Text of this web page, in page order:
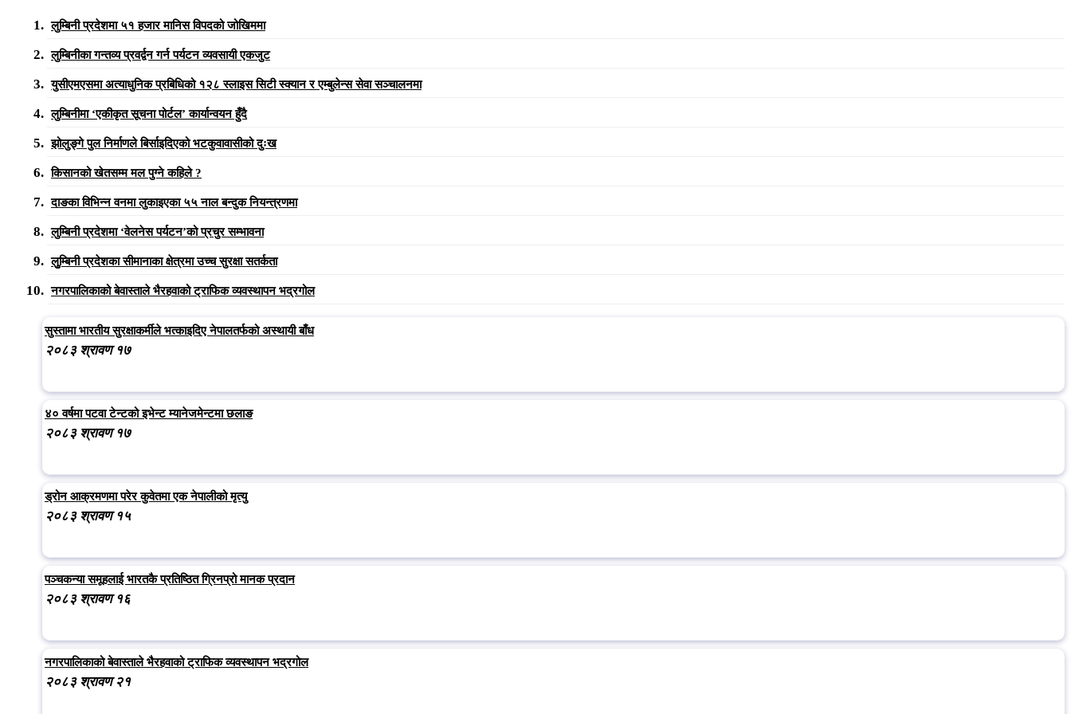
लुम्बिनी प्रदेशमा ५१ हजार मानिस विपदको जोखिममा
लुम्बिनीका गन्तव्य प्रवर्द्वन गर्न पर्यटन व्यवसायी एकजुट
युसीएमएसमा अत्याधुनिक प्रबिधिको १२८ स्लाइस सिटी स्क्यान र एम्बुलेन्स सेवा सञ्चालनमा
लुम्बिनीमा ‘एकीकृत सूचना पोर्टल’ कार्यान्वयन हुँदै
झोलुङ्गे पुल निर्माणले बिर्साइदिएको भटकुवावासीको दुःख
किसानको खेतसम्म मल पुग्ने कहिले ?
दाङका विभिन्न वनमा लुकाइएका ५५ नाल बन्दुक नियन्त्रणमा
लुम्बिनी प्रदेशमा ‘वेलनेस पर्यटन’को प्रचुर सम्भावना
लुुम्बिनी प्रदेशका सीमानाका क्षेत्रमा उच्च सुरक्षा सतर्कता
नगरपालिकाको बेवास्ताले भैरहवाको ट्राफिक व्यवस्थापन भद्रगोल
सुस्तामा भारतीय सुरक्षाकर्मीले भत्काइदिए नेपालतर्फको अस्थायी बाँध
२०८३ श्रावण १७
४० वर्षमा पटवा टेन्टको इभेन्ट म्यानेजमेन्टमा छलाङ
२०८३ श्रावण १७
ड्रोन आक्रमणमा परेर कुवेतमा एक नेपालीको मृत्यु
२०८३ श्रावण १५
पञ्चकन्या समूहलाई भारतकै प्रतिष्ठित ग्रिनप्रो मानक प्रदान
२०८३ श्रावण १६
नगरपालिकाको बेवास्ताले भैरहवाको ट्राफिक व्यवस्थापन भद्रगोल
२०८३ श्रावण २१